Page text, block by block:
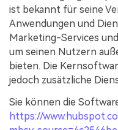
ist bekannt für seine
Anwendungen und
Marketing-Services
um seinen Nutzern
bieten. Die
jedoch zusätzliche
Sie können die
https://